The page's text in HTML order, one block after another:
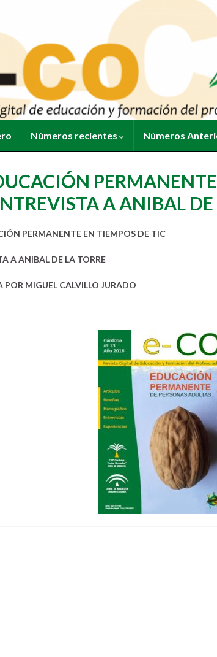
Números recientes Números
A ANIBAL DE
PERMANENTE EN TIEMPOS DE TIC
A ANIBAL DE LA TORRE
POR MIGUEL CALVILLO JURADO